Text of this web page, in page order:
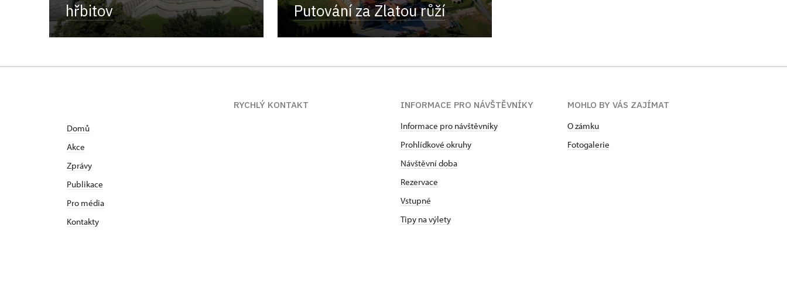
hřbitov
Putování za Zlatou růží
Domů
Akce
Zprávy
Publikace
Pro média
Kontakty
RYCHLÝ KONTAKT
INFORMACE PRO NÁVŠTĚVNÍKY
Informace pro návštěvníky
Prohlídkové okruhy
Návštěvní doba
Rezervace
Vstupné
Tipy na výlety
MOHLO BY VÁS ZAJÍMAT
O zámku
Fotogalerie